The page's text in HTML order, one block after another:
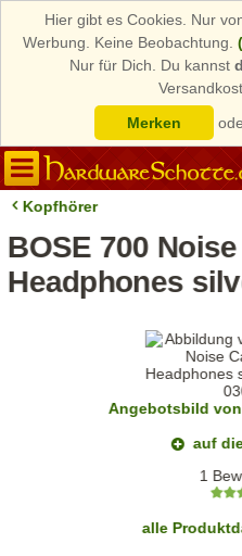
Hier gibt es Cookies. Nur
Werbung. Keine Beobachtung.
Nur für Dich. Du kannst
Merken
Kopfhörer
BOSE 700
Headphones
Angebotsbild
auf
1
alle